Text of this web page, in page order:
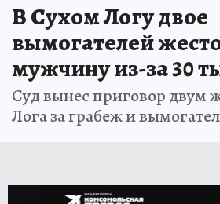
В Сухом Логу двое
вымогателей
мужчину из-за 30
Суд вынес приговор двум
Лога за грабеж и